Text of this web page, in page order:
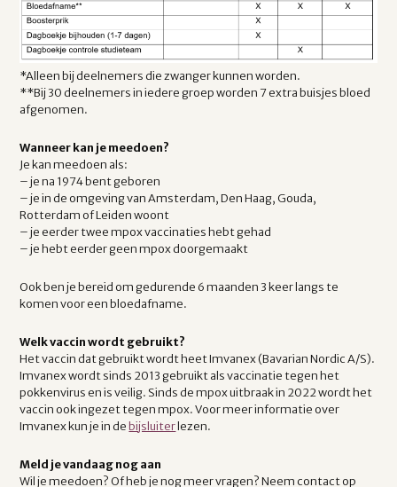
*Alleen bij deelnemers die zwanger kunnen worden.
**Bij 30 deelnemers in iedere groep worden 7 extra buisjes bloed
afgenomen.
Wanneer kan je meedoen?
Je kan meedoen als:
– je na 1974 bent geboren
– je in de omgeving van Amsterdam, Den Haag, Gouda,
Rotterdam of Leiden woont
– je eerder twee mpox vaccinaties hebt gehad
– je hebt eerder geen mpox doorgemaakt
Ook ben je bereid om gedurende 6 maanden 3 keer langs te
komen voor een bloedafname.
Welk vaccin wordt gebruikt?
Het vaccin dat gebruikt wordt heet Imvanex (Bavarian Nordic A/S).
Imvanex wordt sinds 2013 gebruikt als vaccinatie tegen het
pokkenvirus en is veilig. Sinds de mpox uitbraak in 2022 wordt het
vaccin ook ingezet tegen mpox. Voor meer informatie over
Imvanex kun je in debijsluiterlezen.
Meld je vandaag nog aan
Wil je meedoen? Of heb je nog meer vragen? Neem contact op